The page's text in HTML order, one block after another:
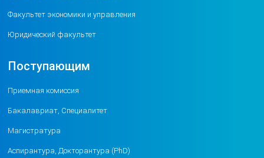
Факультет экономики и управления
Юридический факультет
Поступающим
Приемная комиссия
Бакалавриат, Специалитет
Магистратура
Аспирантура, Докторантура (PhD)